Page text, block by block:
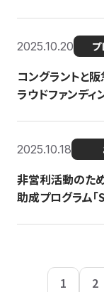
2025.10.20 プ
コングラントと
ラウドファンディ
2025.10.18
非営利活動のた
助成プログラム
1 2